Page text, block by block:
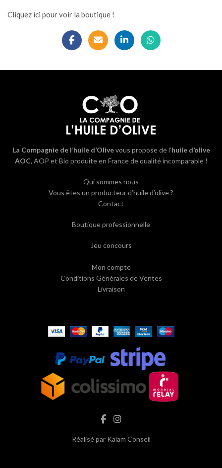
Cliquez ici pour voir la boutique !
La Compagnie de l’huile d’Olivevous propose de l’huile d’olive
AOC, AOP et Bio produite en France de qualité incomparable !
Qui sommes nous
Vous êtes un producteur d’huile d’olive ?
Contact
Boutique professionnelle
Jeu concours
Mon compte
Conditions Générales de Ventes
Livraison
Réalisé par Kalam Conseil